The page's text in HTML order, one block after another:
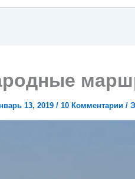
13, 2019 / 10 Комментарии /